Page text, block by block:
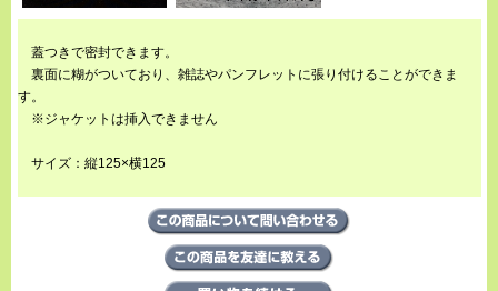
蓋つきで密封できます。
裏面に糊がついており、雑誌やパンフレットに張り付けることができま
す。
※ジャケットは挿入できません
サイズ：縦125×横125